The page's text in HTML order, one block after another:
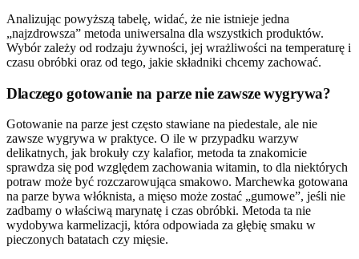
Analizując powyższą tabelę, widać, że nie istnieje jedna
„najzdrowsza” metoda uniwersalna dla wszystkich produktów.
Wybór zależy od rodzaju żywności, jej wrażliwości na temperaturę i
czasu obróbki oraz od tego, jakie składniki chcemy zachować.
Dlaczego gotowanie na parze nie zawsze wygrywa?
Gotowanie na parze jest często stawiane na piedestale, ale nie
zawsze wygrywa w praktyce. O ile w przypadku warzyw
delikatnych, jak brokuły czy kalafior, metoda ta znakomicie
sprawdza się pod względem zachowania witamin, to dla niektórych
potraw może być rozczarowująca smakowo. Marchewka gotowana
na parze bywa włóknista, a mięso może zostać „gumowe”, jeśli nie
zadbamy o właściwą marynatę i czas obróbki. Metoda ta nie
wydobywa karmelizacji, która odpowiada za głębię smaku w
pieczonych batatach czy mięsie.